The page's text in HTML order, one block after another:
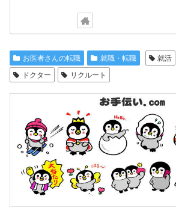
お医者さんの転職 就職・転職 就活
ドクター
リクルート